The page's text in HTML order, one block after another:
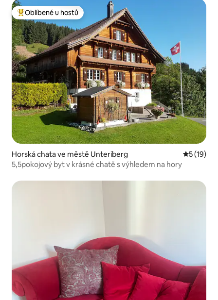
Nejlepší v kategorii Oblíbené u hostů
Oblíbené u hostů
Horská chata ve městě Unteriberg Průměrné
5 (19)
5,5pokojový byt v krásné chatě s výhledem na hory